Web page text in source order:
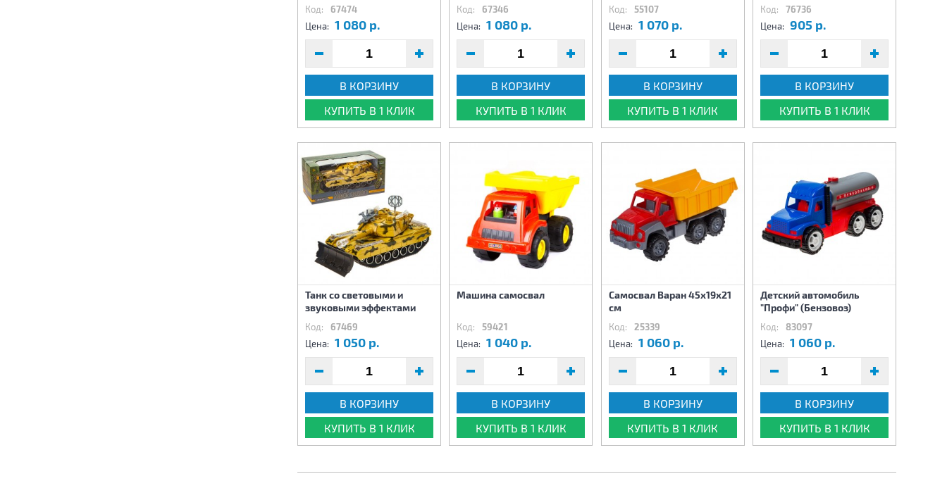
Код: 67474
Цена: 1 080 р.
В КОРЗИНУ
КУПИТЬ В 1 КЛИК
Код: 67346
Цена: 1 080 р.
В КОРЗИНУ
КУПИТЬ В 1 КЛИК
Код: 55107
Цена: 1 070 р.
В КОРЗИНУ
КУПИТЬ В 1 КЛИК
Код: 76736
Цена: 905 р.
В КОРЗИНУ
КУПИТЬ В 1 КЛИК
Танк со световыми и
звуковыми эффектами
Код: 67469
Цена: 1 050 р.
В КОРЗИНУ
КУПИТЬ В 1 КЛИК
Машина самосвал
Код: 59421
Цена: 1 040 р.
В КОРЗИНУ
КУПИТЬ В 1 КЛИК
Самосвал Варан 45х19х21
см
Код: 25339
Цена: 1 060 р.
В КОРЗИНУ
КУПИТЬ В 1 КЛИК
Детский автомобиль
"Профи" (Бензовоз)
Код: 83097
Цена: 1 060 р.
В КОРЗИНУ
КУПИТЬ В 1 КЛИК